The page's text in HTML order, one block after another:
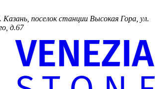
поселок станции Высокая Гора, ул.
д.67